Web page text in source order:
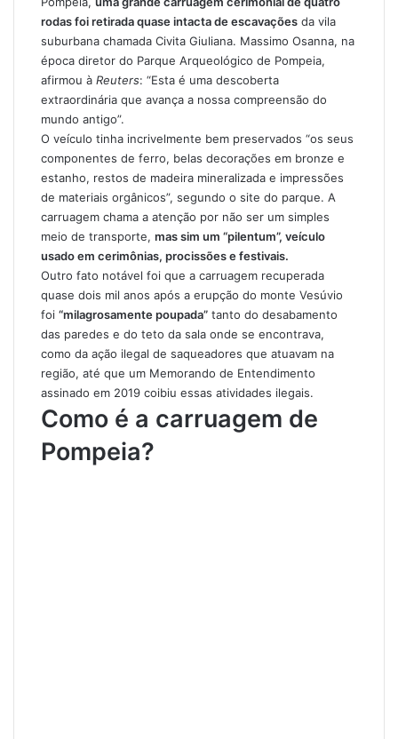
rodas foi retirada quase intacta de escavações da vila
suburbana chamada Civita Giuliana. Massimo Osanna, na
época diretor do Parque Arqueológico de Pompeia,
afirmou à Reuters: “Esta é uma descoberta
extraordinária que avança a nossa compreensão do
mundo antigo”.
O veículo tinha incrivelmente bem preservados “os seus
componentes de ferro, belas decorações em bronze e
estanho, restos de madeira mineralizada e impressões
de materiais orgânicos”, segundo o site do parque. A
carruagem chama a atenção por não ser um simples
meio de transporte, mas sim um “pilentum”, veículo
usado em cerimônias, procissões e festivais.
Outro fato notável foi que a carruagem recuperada
quase dois mil anos após a erupção do monte Vesúvio
foi “milagrosamente poupada” tanto do desabamento
das paredes e do teto da sala onde se encontrava,
como da ação ilegal de saqueadores que atuavam na
região, até que um Memorando de Entendimento
assinado em 2019 coibiu essas atividades ilegais.
Como é a carruagem de
Pompeia?